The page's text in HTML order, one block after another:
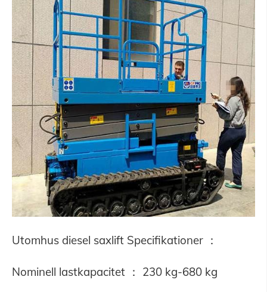
Utomhus diesel saxlift Specifikationer ：
Nominell lastkapacitet ： 230 kg-680 kg